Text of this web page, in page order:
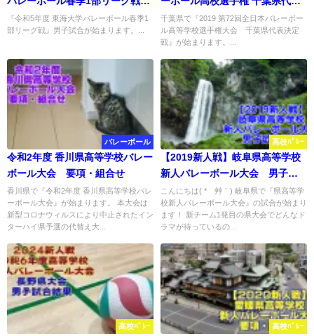
男子試合結果
『令和5年度 東海大学バレーボール春季1
部リーグ戦』男子試合が始まります。...
決定戦 要項・組合せ
千葉県で『2019 第72回全日本バレーボー
ル高等学校選手権大会 千葉県代表決定
戦』が始まります。...
バレーボール
令和2年度 香川県高等学校バレー
ボール大会 要項・組合せ
香川県で『令和2年度 香川県高等学校バレ
ーボール大会』が始まります。 本大会は
新型コロナウィルスにより中止されたイン
ターハイ県予選の代替え大...
高校ﾊﾞﾚｰ
【2019新人戦】岐阜県高等学校
新人バレーボール大会 男子試
合結果
こんにちは( *´艸｀) 岐阜県で『県高等学
校新人バレーボール大会』の試合が始まり
ます！ 新チーム1発目の県大会でどんなド
ラマが待っているの...
高校ﾊﾞﾚｰ 高校ﾊﾞﾚｰ